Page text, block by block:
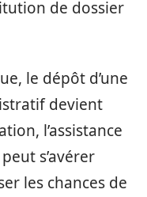
de dossier
le dépôt d’une
devient
l’assistance
s’avérer
les chances de